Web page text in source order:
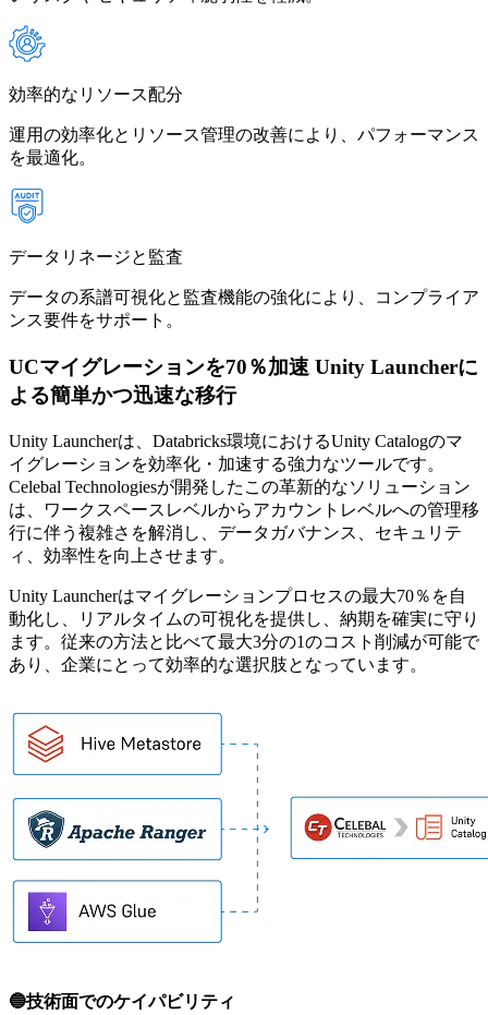
効率的なリソース配分
運用の効率化とリソース管理の改善により、パフォーマンス
を最適化。
データリネージと監査
データの系譜可視化と監査機能の強化により、コンプライア
ンス要件をサポート。
UCマイグレーションを70％加速 Unity Launcherに
よる簡単かつ迅速な移行
Unity Launcherは、Databricks環境におけるUnity Catalogのマ
イグレーションを効率化・加速する強力なツールです。
Celebal Technologiesが開発したこの革新的なソリューション
は、ワークスペースレベルからアカウントレベルへの管理移
行に伴う複雑さを解消し、データガバナンス、セキュリテ
ィ、効率性を向上させます。
Unity Launcherはマイグレーションプロセスの最大70％を自
動化し、リアルタイムの可視化を提供し、納期を確実に守り
ます。従来の方法と比べて最大3分の1のコスト削減が可能で
あり、企業にとって効率的な選択肢となっています。
🔵技術面でのケイパビリティ